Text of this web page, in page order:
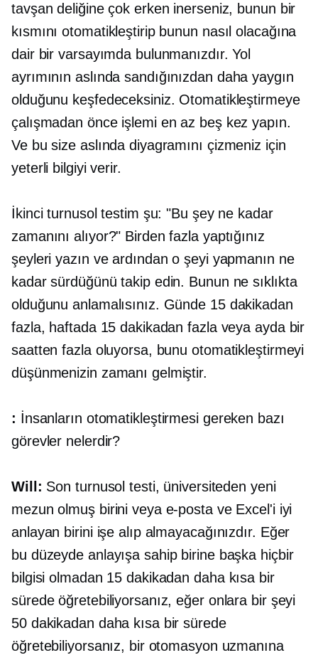
tavşan deliğine çok erken inerseniz, bunun bir
kısmını otomatikleştirip bunun nasıl olacağına
dair bir varsayımda bulunmanızdır. Yol
ayrımının aslında sandığınızdan daha yaygın
olduğunu keşfedeceksiniz. Otomatikleştirmeye
çalışmadan önce işlemi en az beş kez yapın.
Ve bu size aslında diyagramını çizmeniz için
yeterli bilgiyi verir.
İkinci turnusol testim şu: "Bu şey ne kadar
zamanını alıyor?" Birden fazla yaptığınız
şeyleri yazın ve ardından o şeyi yapmanın ne
kadar sürdüğünü takip edin. Bunun ne sıklıkta
olduğunu anlamalısınız. Günde 15 dakikadan
fazla, haftada 15 dakikadan fazla veya ayda bir
saatten fazla oluyorsa, bunu otomatikleştirmeyi
düşünmenizin zamanı gelmiştir.
: İnsanların otomatikleştirmesi gereken bazı
görevler nelerdir?
Will: Son turnusol testi, üniversiteden yeni
mezun olmuş birini veya e-posta ve Excel'i iyi
anlayan birini işe alıp almayacağınızdır. Eğer
bu düzeyde anlayışa sahip birine başka hiçbir
bilgisi olmadan 15 dakikadan daha kısa bir
sürede öğretebiliyorsanız, eğer onlara bir şeyi
50 dakikadan daha kısa bir sürede
öğretebiliyorsanız, bir otomasyon uzmanına